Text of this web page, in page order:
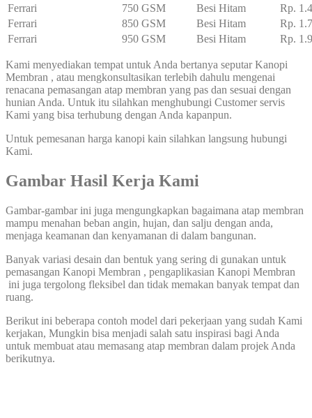
Ferrari
750 GSM Besi Hitam
Rp.
Ferrari
850 GSM Besi Hitam
Rp.
Ferrari
950 GSM Besi Hitam Rp.
Kami menyediakan tempat untuk Anda bertanya seputar Kanopi
Membran , atau mengkonsultasikan terlebih dahulu mengenai
renacana pemasangan atap membran yang pas dan sesuai dengan
hunian Anda. Untuk itu silahkan menghubungi Customer servis
Kami yang bisa terhubung dengan Anda kapanpun.
Untuk pemesanan harga kanopi kain silahkan langsung hubungi
Kami.
Gambar Hasil Kerja Kami
Gambar-gambar ini juga mengungkapkan bagaimana atap membran
mampu menahan beban angin, hujan, dan salju dengan anda,
menjaga keamanan dan kenyamanan di dalam bangunan.
Banyak variasi desain dan bentuk yang sering di gunakan untuk
pemasangan Kanopi Membran , pengaplikasian Kanopi Membran
ini juga tergolong fleksibel dan tidak memakan banyak tempat dan
ruang.
Berikut ini beberapa contoh model dari pekerjaan yang sudah Kami
kerjakan, Mungkin bisa menjadi salah satu inspirasi bagi Anda
untuk membuat atau memasang atap membran dalam projek Anda
berikutnya.